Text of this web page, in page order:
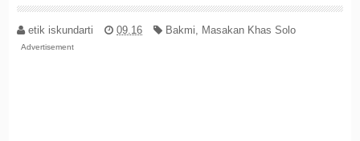
etik iskundarti 09.16 Bakmi Masakan Khas Solo
Advertisement